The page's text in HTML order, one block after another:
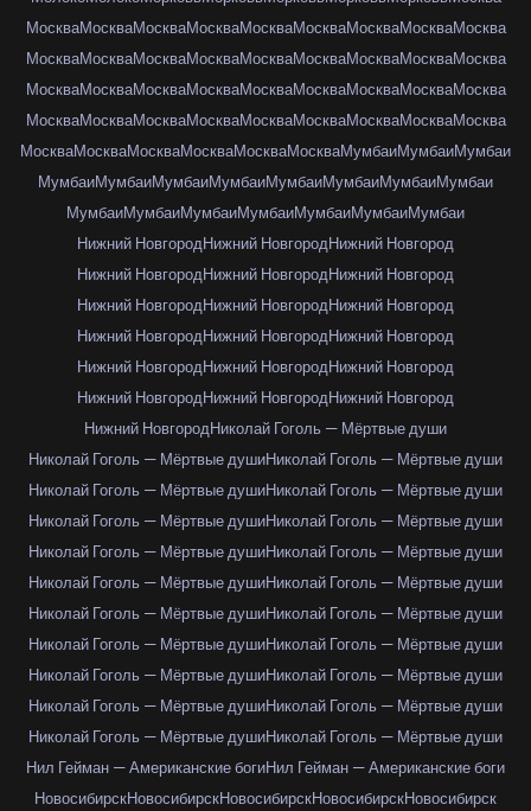
МоскваМоскваМоскваМоскваМоскваМоскваМоскваМоскваМосква
МоскваМоскваМоскваМоскваМоскваМоскваМоскваМоскваМосква
МоскваМоскваМоскваМоскваМоскваМоскваМоскваМоскваМосква
МоскваМоскваМоскваМоскваМоскваМоскваМоскваМоскваМосква
МоскваМоскваМоскваМоскваМоскваМоскваМумбаиМумбаиМумбаи
МумбаиМумбаиМумбаиМумбаиМумбаиМумбаиМумбаиМумбаи
МумбаиМумбаиМумбаиМумбаиМумбаиМумбаиМумбаи
Нижний НовгородНижний НовгородНижний Новгород
Нижний НовгородНижний НовгородНижний Новгород
Нижний НовгородНижний НовгородНижний Новгород
Нижний НовгородНижний НовгородНижний Новгород
Нижний НовгородНижний НовгородНижний Новгород
Нижний НовгородНижний НовгородНижний Новгород
Нижний НовгородНиколай Гоголь — Мёртвые души
Николай Гоголь — Мёртвые душиНиколай Гоголь — Мёртвые души
Николай Гоголь — Мёртвые душиНиколай Гоголь — Мёртвые души
Николай Гоголь — Мёртвые душиНиколай Гоголь — Мёртвые души
Николай Гоголь — Мёртвые душиНиколай Гоголь — Мёртвые души
Николай Гоголь — Мёртвые душиНиколай Гоголь — Мёртвые души
Николай Гоголь — Мёртвые душиНиколай Гоголь — Мёртвые души
Николай Гоголь — Мёртвые душиНиколай Гоголь — Мёртвые души
Николай Гоголь — Мёртвые душиНиколай Гоголь — Мёртвые души
Николай Гоголь — Мёртвые душиНиколай Гоголь — Мёртвые души
Николай Гоголь — Мёртвые душиНиколай Гоголь — Мёртвые души
Нил Гейман — Американские богиНил Гейман — Американские боги
НовосибирскНовосибирскНовосибирскНовосибирскНовосибирск